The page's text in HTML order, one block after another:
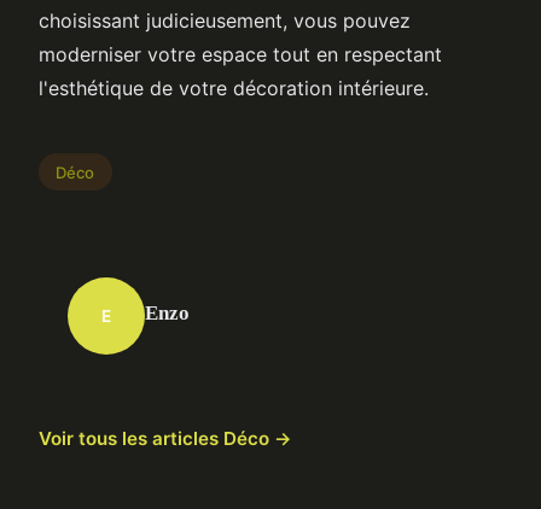
choisissant judicieusement, vous pouvez
moderniser votre espace tout en respectant
l'esthétique de votre décoration intérieure.
Déco
E Enzo
Voir tous les articles Déco →